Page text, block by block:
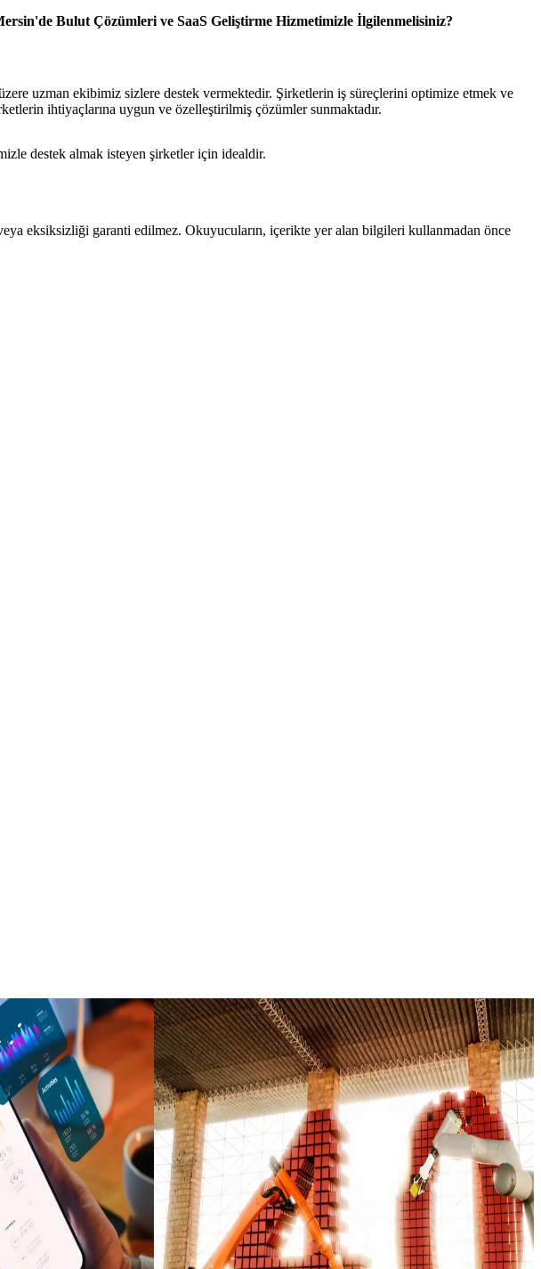
Bulut Çözümleri ve SaaS Geliştirme Hizmetimizle İlgilenmelisiniz?
uzman ekibimiz sizlere destek vermektedir. Şirketlerin iş süreçlerini optimize etmek ve
ihtiyaçlarına uygun ve özelleştirilmiş çözümler sunmaktadır.
destek almak isteyen şirketler için idealdir.
eksiksizliği garanti edilmez. Okuyucuların, içerikte yer alan bilgileri kullanmadan önce